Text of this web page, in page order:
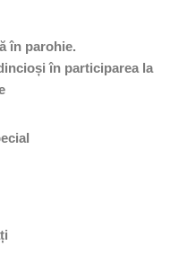
în parohie.
în participarea la